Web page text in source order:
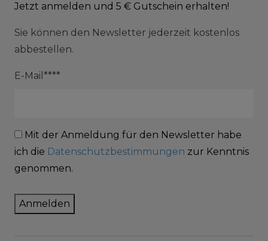
Jetzt anmelden und 5 € Gutschein erhalten!
Sie können den Newsletter jederzeit kostenlos
abbestellen.
E-Mail****
Mit der Anmeldung für den Newsletter habe
ich die Datenschutzbestimmungen zur Kenntnis
genommen.
Anmelden